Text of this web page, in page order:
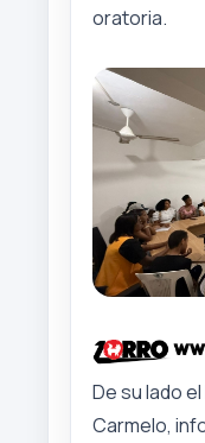
oratoria.
De su lado
Carmelo,